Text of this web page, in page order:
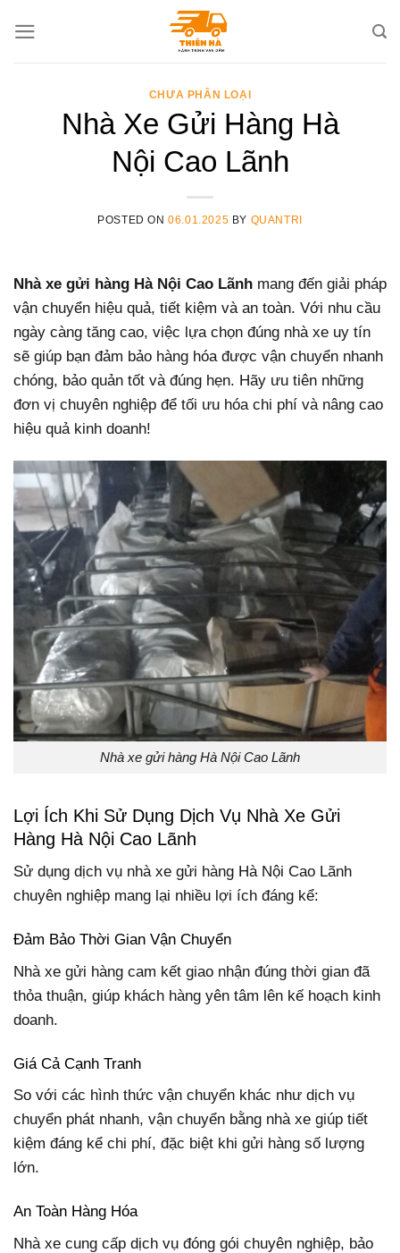
CHƯA PHÂN LOẠI
Nhà Xe Gửi Hàng Hà
Nội Cao Lãnh
POSTED ON06.01.2025 BY QUANTRI
Nhà xe gửi hàng Hà Nội Cao Lãnh mang đến giải pháp
vận chuyển hiệu quả, tiết kiệm và an toàn. Với nhu cầu
ngày càng tăng cao, việc lựa chọn đúng nhà xe uy tín
sẽ giúp bạn đảm bảo hàng hóa được vận chuyển nhanh
chóng, bảo quản tốt và đúng hẹn. Hãy ưu tiên những
đơn vị chuyên nghiệp để tối ưu hóa chi phí và nâng cao
hiệu quả kinh doanh!
Nhà xe gửi hàng Hà Nội Cao Lãnh
Lợi Ích Khi Sử Dụng Dịch Vụ Nhà Xe Gửi
Hàng Hà Nội Cao Lãnh
Sử dụng dịch vụ nhà xe gửi hàng Hà Nội Cao Lãnh
chuyên nghiệp mang lại nhiều lợi ích đáng kể:
Đảm Bảo Thời Gian Vận Chuyển
Nhà xe gửi hàng cam kết giao nhận đúng thời gian đã
thỏa thuận, giúp khách hàng yên tâm lên kế hoạch kinh
doanh.
Giá Cả Cạnh Tranh
So với các hình thức vận chuyển khác như dịch vụ
chuyển phát nhanh, vận chuyển bằng nhà xe giúp tiết
kiệm đáng kể chi phí, đặc biệt khi gửi hàng số lượng
lớn.
An Toàn Hàng Hóa
Nhà xe cung cấp dịch vụ đóng gói chuyên nghiệp, bảo